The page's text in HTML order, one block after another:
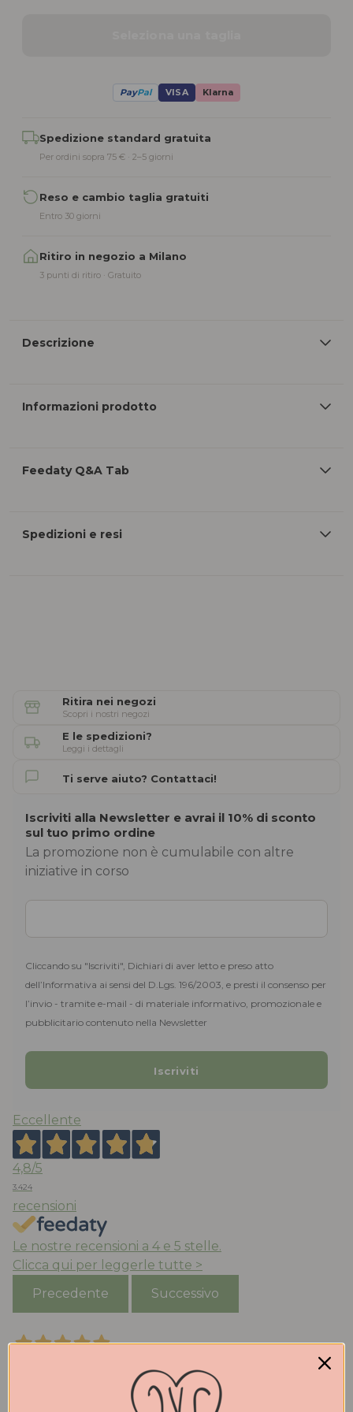
PayPal VISA Klarna
Spedizione standard gratuita
Per ordini sopra 75 € · 2–5 giorni
Reso e cambio taglia gratuiti
Entro 30 giorni
Ritiro in negozio a Milano
3 punti di ritiro · Gratuito
Descrizione
Informazioni prodotto
Feedaty Q&A Tab
Spedizioni e resi
Ritira nei negozi
Scopri i nostri negozi
E le spedizioni?
Leggi i dettagli
Ti serve aiuto? Contattaci!
Iscriviti alla Newsletter e avrai il 10% di sconto
sul tuo primo ordine
La promozione non è cumulabile con altre
iniziative in corso
Cliccando su "Iscriviti", Dichiari di aver letto e preso atto
dell’Informativa ai sensi del D.Lgs. 196/2003, e presti il consenso per
l’invio - tramite e-mail - di materiale informativo, promozionale e
pubblicitario contenuto nella Newsletter
Eccellente
4,8/5
3.424
recensioni
Le nostre recensioni a 4 e 5 stelle.
Clicca qui per leggerle tutte >
Precedente
Successivo
Acquistato ballerine ‘mucca’ molto belle e comode ,
la taglia è quella che porto abitualmente, consegna